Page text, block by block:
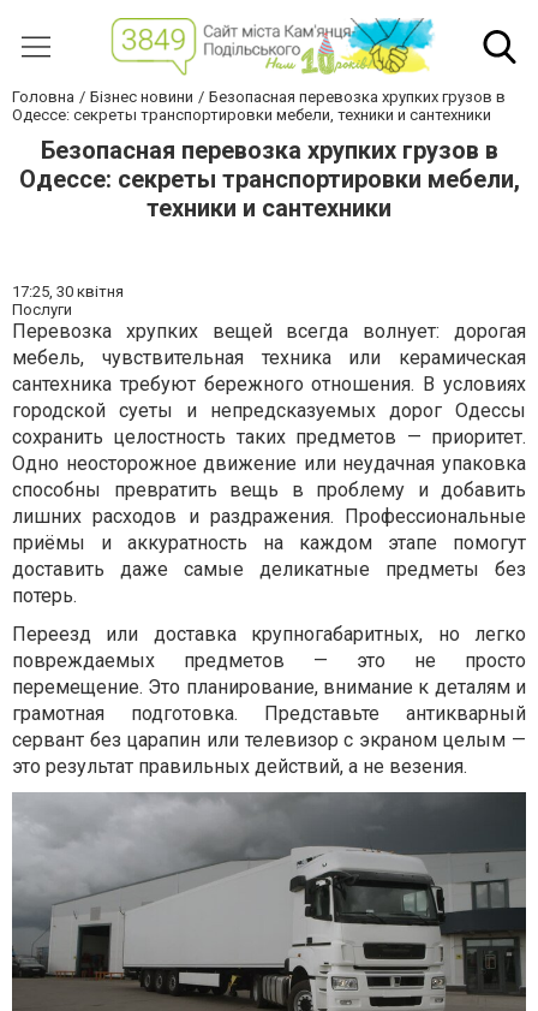
Головна Бізнес новини
Безопасная перевозка хрупких грузов в
Одессе: секреты транспортировки мебели, техники и сантехники
Безопасная перевозка хрупких грузов в
Одессе: секреты транспортировки мебели,
техники и сантехники
17:25, 30 квітня
Послуги
Перевозка хрупких вещей всегда волнует: дорогая
мебель, чувствительная техника или керамическая
сантехника требуют бережного отношения. В условиях
городской суеты и непредсказуемых дорог Одессы
сохранить целостность таких предметов — приоритет.
Одно неосторожное движение или неудачная упаковка
способны превратить вещь в проблему и добавить
лишних расходов и раздражения. Профессиональные
приёмы и аккуратность на каждом этапе помогут
доставить даже самые деликатные предметы без
потерь.
Переезд или доставка крупногабаритных, но легко
повреждаемых предметов — это не просто
перемещение. Это планирование, внимание к деталям и
грамотная подготовка. Представьте антикварный
сервант без царапин или телевизор с экраном целым —
это результат правильных действий, а не везения.